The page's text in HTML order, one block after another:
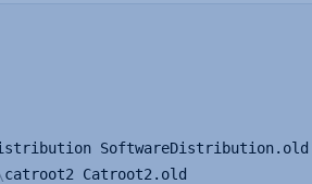
SoftwareDistribution.old
catroot2 Catroot2.old